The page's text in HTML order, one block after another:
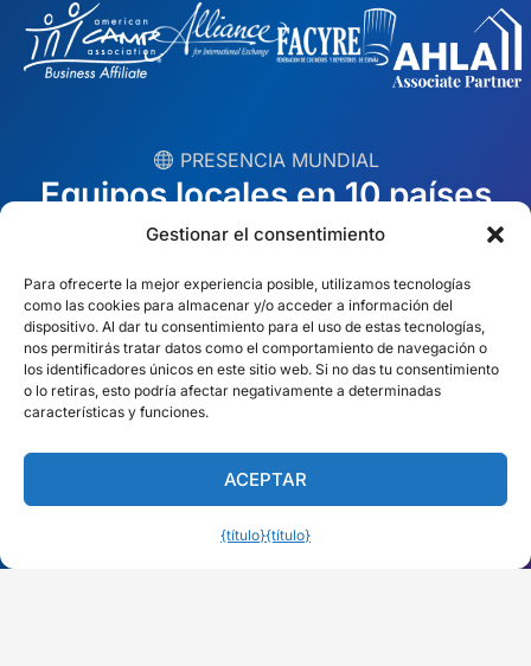
Gestionar el consentimiento
Para ofrecerte la mejor experiencia posible, utilizamos tecnologías
como las cookies para almacenar y/o acceder a información del
dispositivo. Al dar tu consentimiento para el uso de estas tecnologías,
nos permitirás tratar datos como el comportamiento de navegación o
los identificadores únicos en este sitio web. Si no das tu consentimiento
o lo retiras, esto podría afectar negativamente a determinadas
características y funciones.
ACEPTAR
{título}{título}
︎ PRESENCIA MUNDIAL
Equipos locales en 10 países
Dubai
México
España
Polonia
Australia
Encuentra tu equipo local →
Español (América Latina)